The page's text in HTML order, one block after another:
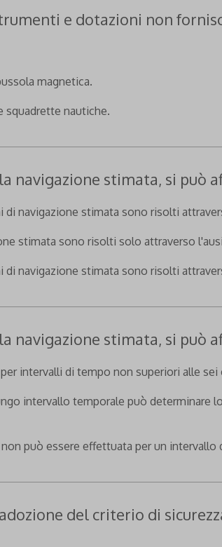
e dotazioni non
magnetica.
squadrette nautiche.
navigazione stimata, si può
di navigazione stimata sono risolti
stimata sono risolti solo attraverso
di navigazione stimata sono risolti
navigazione stimata, si può
intervalli di tempo non superiori alle sei
intervallo temporale può
può essere effettuata per un intervallo
del criterio di